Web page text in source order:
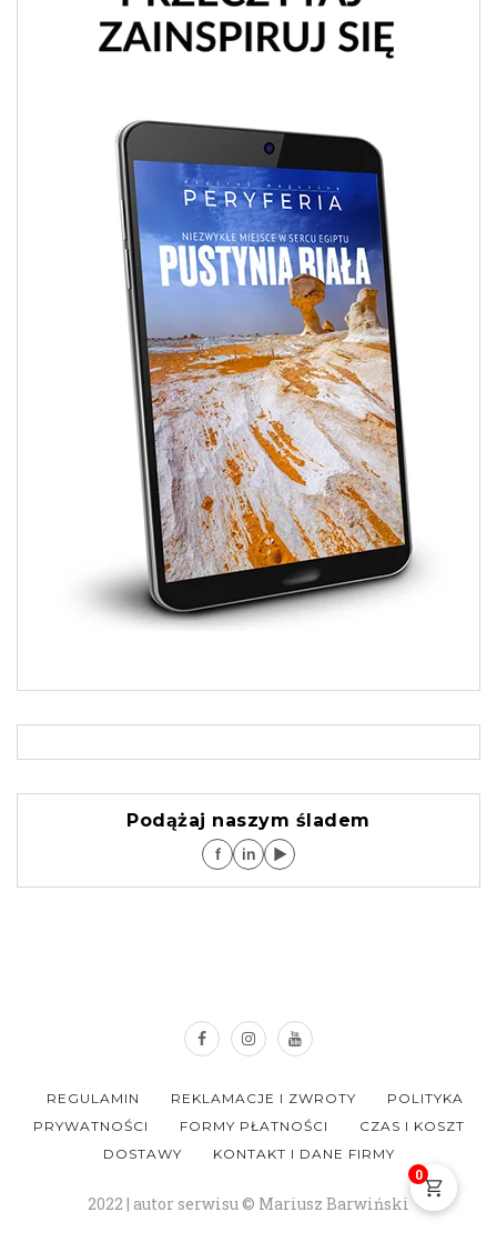
Podążaj naszym śladem
f in ▶
REGULAMIN REKLAMACJE I ZWROTY
POLITYKA
PRYWATNOŚCI
FORMY PŁATNOŚCI
CZAS I KOSZT
DOSTAWY
KONTAKT I DANE FIRMY
2022 | autor serwisu © Mariusz Barwiński
0